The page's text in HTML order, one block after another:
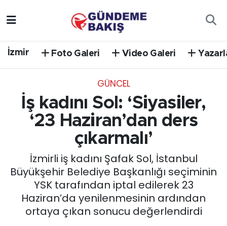
İzmir Foto Galeri Video Galeri
GÜNCEL
İş kadını Sol: ‘Siyasiler,
‘23 Haziran’dan ders
çıkarmalı’
İzmirli iş kadını Şafak Sol, İstanbul
Büyükşehir Belediye Başkanlığı seçiminin
YSK tarafından iptal edilerek 23
Haziran’da yenilenmesinin ardından
ortaya çıkan sonucu değerlendirdi
EGE
EKONOMİ
English News
GÜNCEL
Süper Lig Puan Durumu ve Fikstür
Tüm Manşetler
Son Dakika Haberleri
Haber Arşivi